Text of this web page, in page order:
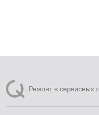
Ремонт в сервисных